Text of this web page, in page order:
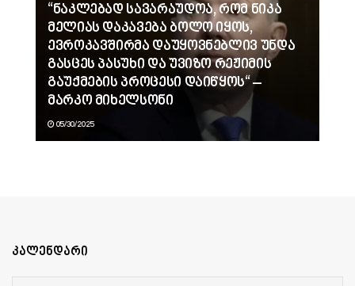
“ნაკლებად სავარაუდოა, რომ ნიკა
მელიას დაკავება ბოლო იყოს,
ევროკავშირმა დაუყოვნებლივ უნდა
გასცეს პასუხი და უვიზო რეჟიმის
გაუქმების პროცესი დაიწყოს“ –
მარკო მიხელსონი
05/30/2025
კალენდარი